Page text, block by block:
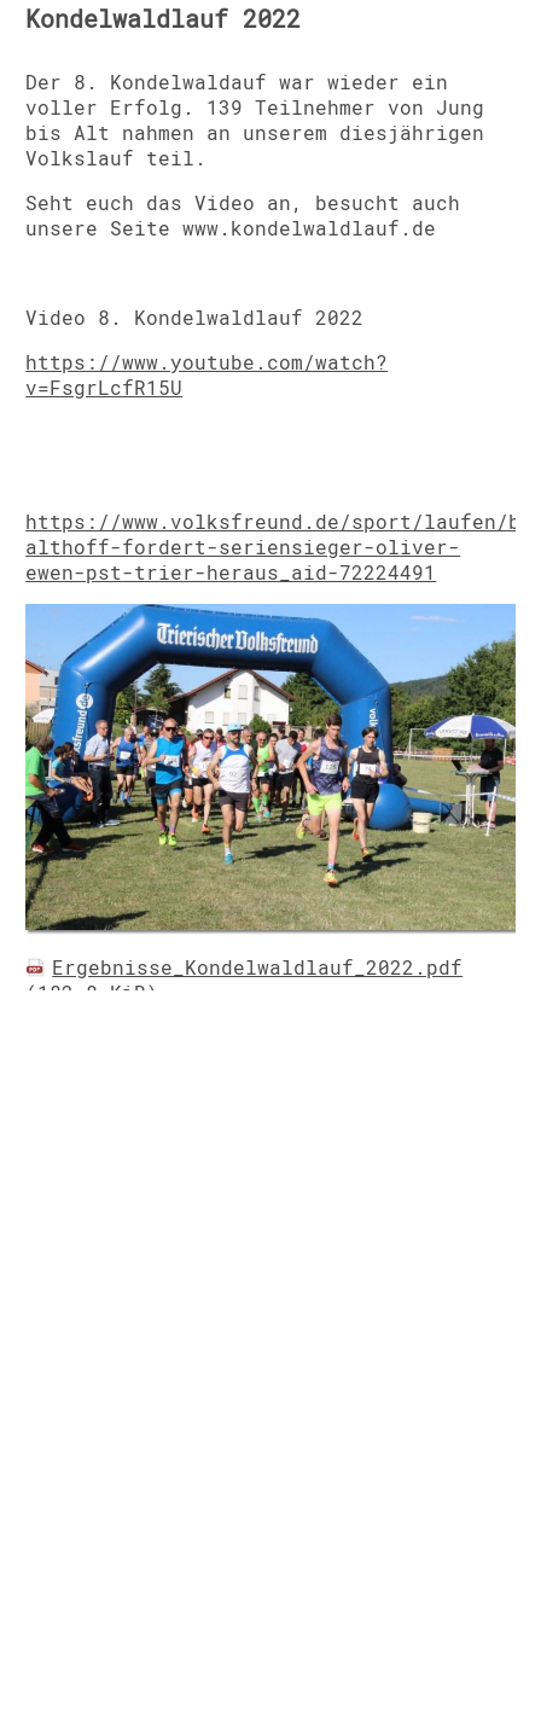
Kondelwaldlauf 2022
Der 8. Kondelwaldauf war wieder ein
voller Erfolg. 139 Teilnehmer von Jung
bis Alt nahmen an unserem diesjährigen
Volkslauf teil.
Seht euch das Video an, besucht auch
unsere Seite www.kondelwaldlauf.de
Video 8. Kondelwaldlauf 2022
https://www.youtube.com/watch?
v=FsgrLcfR15U
https://www.volksfreund.de/sport/laufen/
althoff-fordert-seriensieger-oliver-
ewen-pst-trier-heraus_aid-72224491
Ergebnisse_Kondelwaldlauf_2022.pdf
(182,8 KiB)